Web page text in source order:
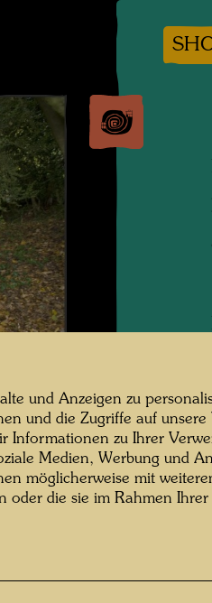
Archiv
und Anzeigen zu
und die Zugriffe auf unsere
Informationen zu Ihrer
Medien, Werbung und
möglicherweise mit
oder die sie im Rahmen